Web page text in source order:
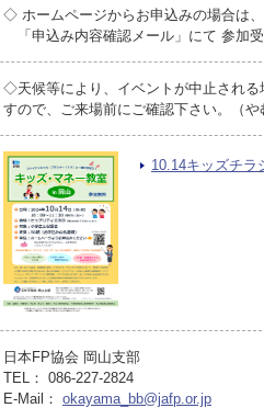
◇ ホームページからお申込みの場合は
「申込み内容確認メール」にて 参加
◇天候等により、イベントが中止される
すので、ご来場前にご確認下さい。（
10.14キッズチラ
日本FP協会 岡山支部
TEL： 086-227-2824
E-Mail： okayama_bb@jafp.or.jp